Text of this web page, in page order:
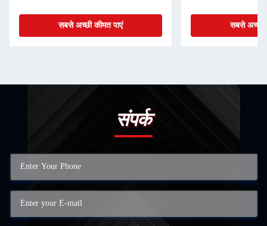
सबसे अच्छी कीमत पाएं सबसे अच्छी
संपर्क